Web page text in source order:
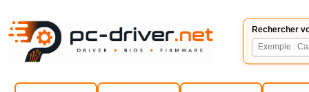
Rechercher